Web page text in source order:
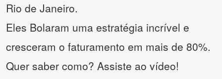
Rio de Janeiro.
Eles Bolaram uma estratégia incrível e
cresceram o faturamento em mais de 80%.
Quer saber como? Assiste ao vídeo!